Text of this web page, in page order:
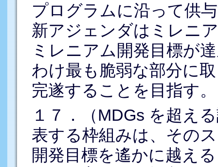
プログラムに沿って供
新アジェンダはミレニ
ミレニアム開発目標が
わけ最も脆弱な部分に
完遂することを目指す。
１７．（MDGs を超え
表する枠組みは、その
開発目標を遙かに越え